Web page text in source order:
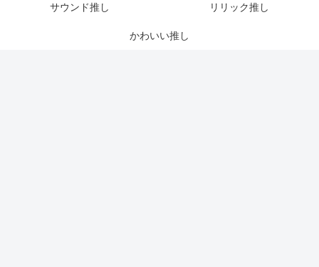
サウンド推し リリック推し
かわいい推し